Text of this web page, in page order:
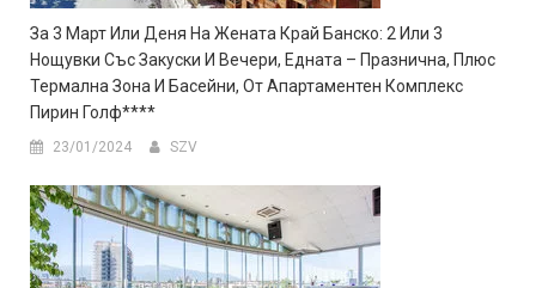
За 3 Март Или Деня На Жената Край Банско: 2 Или 3
Нощувки Със Закуски И Вечери, Едната – Празнична, Плюс
Термална Зона И Басейни, От Апартаментен Комплекс
Пирин Голф****
23/01/2024 SZV